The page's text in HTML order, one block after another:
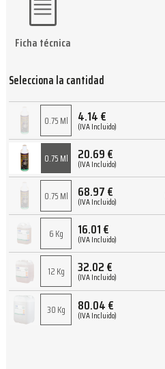
Selecciona la cantidad
0.75 Ml 4.14€
(IVA Incluido)
0.75 Ml 20.69€
(IVA Incluido)
0.75 Ml 68.97€
(IVA Incluido)
6 Kg 16.01€
(IVA Incluido)
12 Kg 32.02€
(IVA Incluido)
30 Kg 80.04€
(IVA Incluido)
Ficha técnica